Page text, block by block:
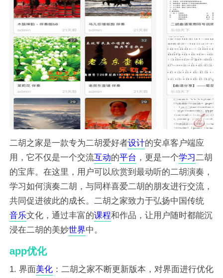
二胡之家是一款专为二胡爱好者设计的安卓客户端应
用，它不仅是一个交流互动的平台 ，更是一个学习 二胡
的宝库。在这里，用户可以欣赏到最动听的二胡演奏，
学习如何演奏二胡，与同样喜爱二胡的朋友进行交流，
共同促进彼此的成长。二胡之家致力于弘扬中国传统
音乐文化，通过丰富的课程和作品，让用户随时都能沉
浸在二胡的美妙世界中。
app优化
1. 界面美化：二胡之家不断更新版本，对界面进行优化